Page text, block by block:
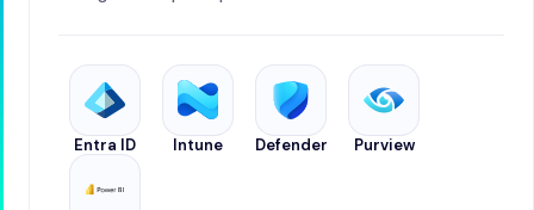
Entra ID Intune Defender Purview